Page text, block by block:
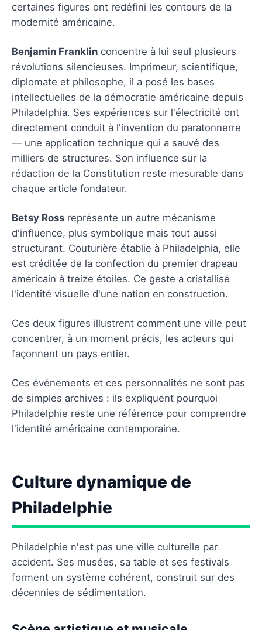
certaines figures ont redéfini les contours de la
modernité américaine.
Benjamin Franklin concentre à lui seul plusieurs
révolutions silencieuses. Imprimeur, scientifique,
diplomate et philosophe, il a posé les bases
intellectuelles de la démocratie américaine depuis
Philadelphia. Ses expériences sur l'électricité ont
directement conduit à l'invention du paratonnerre
— une application technique qui a sauvé des
milliers de structures. Son influence sur la
rédaction de la Constitution reste mesurable dans
chaque article fondateur.
Betsy Ross représente un autre mécanisme
d'influence, plus symbolique mais tout aussi
structurant. Couturière établie à Philadelphia, elle
est créditée de la confection du premier drapeau
américain à treize étoiles. Ce geste a cristallisé
l'identité visuelle d'une nation en construction.
Ces deux figures illustrent comment une ville peut
concentrer, à un moment précis, les acteurs qui
façonnent un pays entier.
Ces événements et ces personnalités ne sont pas
de simples archives : ils expliquent pourquoi
Philadelphie reste une référence pour comprendre
l'identité américaine contemporaine.
Culture dynamique de
Philadelphie
Philadelphie n'est pas une ville culturelle par
accident. Ses musées, sa table et ses festivals
forment un système cohérent, construit sur des
décennies de sédimentation.